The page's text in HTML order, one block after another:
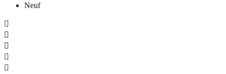
Neuf




